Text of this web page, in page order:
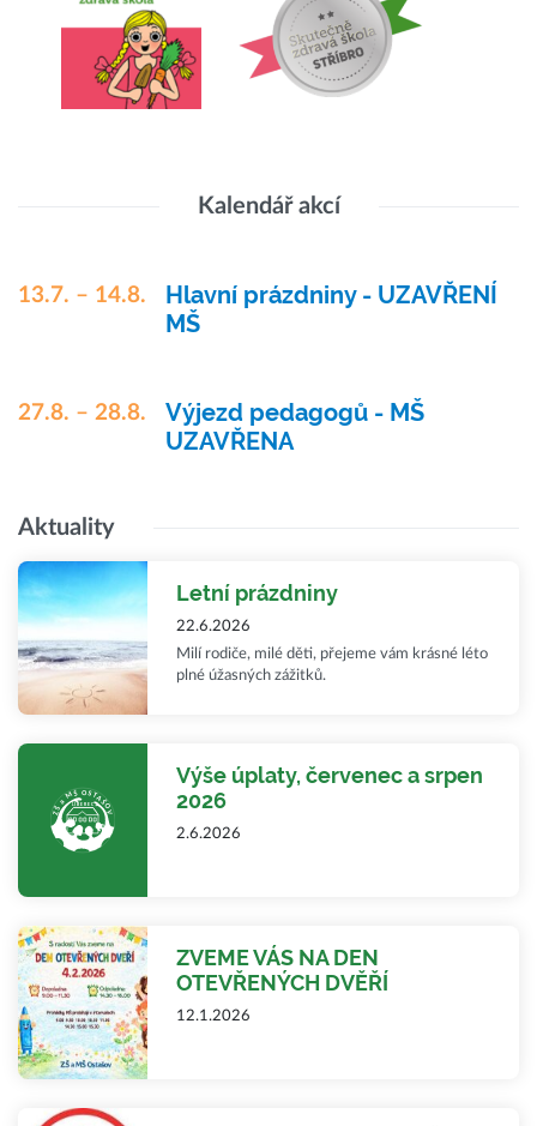
Kalendář akcí
13.7. – 14.8.
Hlavní prázdniny - UZAVŘENÍ
MŠ
27.8. – 28.8.
Výjezd pedagogů - MŠ
UZAVŘENA
Aktuality
Letní prázdniny
22.6.2026
Milí rodiče, milé děti, přejeme vám krásné léto
plné úžasných zážitků.
Výše úplaty, červenec a srpen
2026
2.6.2026
ZVEME VÁS NA DEN
OTEVŘENÝCH DVĚŘÍ
12.1.2026